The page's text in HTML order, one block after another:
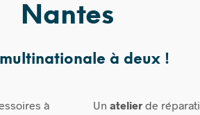
Nantes
à deux !
à
Unatelier de